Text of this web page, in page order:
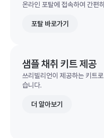
온라인 포탈에 접속하여 간편
포탈 바로가기
샘플 채취 키트 제공
쓰리빌리언이 제공하는 키트
습니다.
더 알아보기